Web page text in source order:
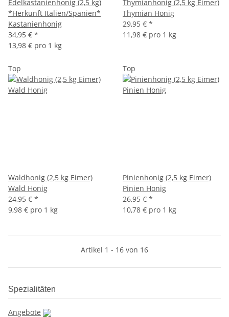
Edelkastanienhonig (2,5 kg)
*Herkunft Italien/Spanien*
Kastanienhonig
34,95 € *
13,98 € pro 1 kg
Thymianhonig (2,5 kg Eimer)
Thymian Honig
29,95 € *
11,98 € pro 1 kg
Top
Waldhonig (2,5 kg Eimer)
Wald Honig
24,95 € *
9,98 € pro 1 kg
Top
Pinienhonig (2,5 kg Eimer)
Pinien Honig
26,95 € *
10,78 € pro 1 kg
Artikel 1 - 16 von 16
Spezialitäten
Angebote